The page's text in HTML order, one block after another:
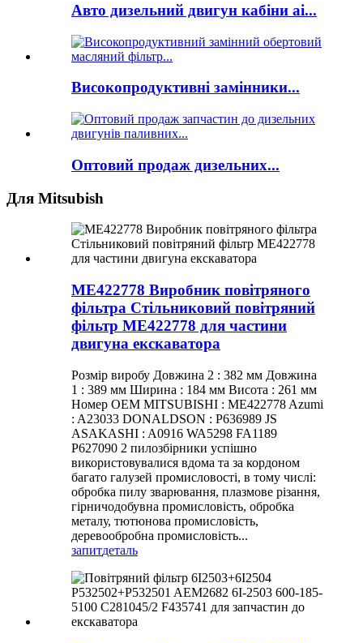
Авто дизельний двигун кабіни ai...
Високопродуктивні замінники...
Оптовий продаж дизельних...
Для Mitsubish
ME422778 Виробник повітряного
фільтра Стільниковий повітряний
фільтр ME422778 для частини
двигуна екскаватора
Розмір виробу Довжина 2 : 382 мм Довжина
1 : 389 мм Ширина : 184 мм Висота : 261 мм
Номер OEM MITSUBISHI : ME422778 Azumi
: A23033 DONALDSON : P636989 JS
ASAKASHI : A0916 WA5298 FA1189
P627090 2 пилозбірники успішно
використовувалися вдома та за кордоном
багато галузей промисловості, в тому числі:
обробка пилу зварювання, плазмове різання,
гірничодобувна промисловість, обробка
металу, тютюнова промисловість,
деревообробна промисловість...
запитдеталь